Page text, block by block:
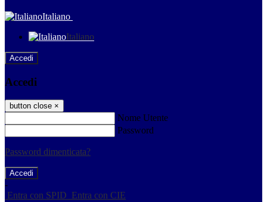
Italiano
Italiano
Accedi
Accedi
button close ×
Nome Utente
Password
Password dimenticata?
-
Entra con SPID Entra con CIE